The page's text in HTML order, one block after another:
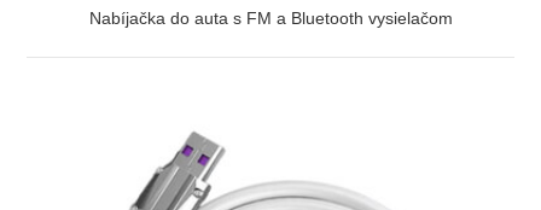
Nabíjačka do auta s FM a Bluetooth vysielačom